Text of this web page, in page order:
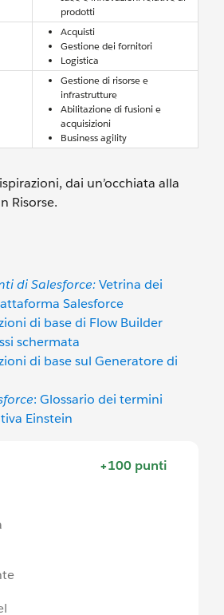
prodotti
Acquisti
Gestione dei fornitori
Logistica
Gestione di risorse e
infrastrutture
Abilitazione di fusioni e
acquisizioni
Business agility
dai un’occhiata alla
Risorse.
di Salesforce:Vetrina dei
Salesforce
di base di Flow Builder
schermata
di base sul Generatore di
: Glossario dei termini
Einstein